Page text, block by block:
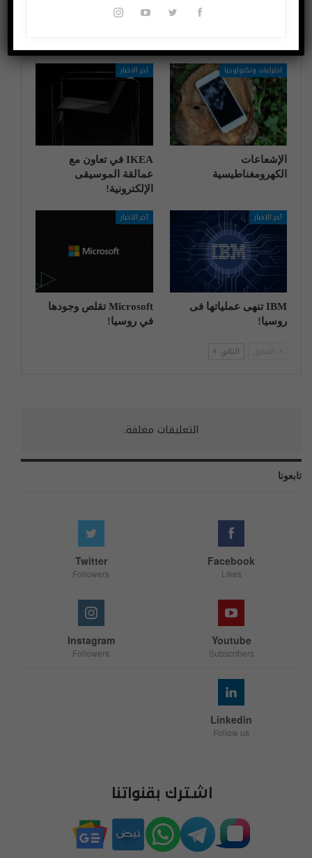
اختراعات وتكنولوجيا
الإشعاعات
الكهرومغناطيسية
آخر الاخبار
IKEA في تعاون مع
عمالقة الموسيقى
الإلكترونية!
آخر الاخبار
IBM تنهی عملیاتها فی
روسیا!
آخر الاخبار
Microsoft تقلص وجودها
في روسيا!
التالي
التعليقات مغلقة.
تابعونا
Facebook
Likes
Twitter
Followers
Youtube
Subscribers
Instagram
Followers
Linkedin
Follow us
اشترك بقنواتنا